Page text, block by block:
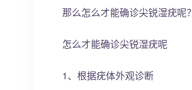
那么怎么才能确诊尖锐湿疣呢？
怎么才能确诊尖锐湿疣呢
1、根据疣体外观诊断